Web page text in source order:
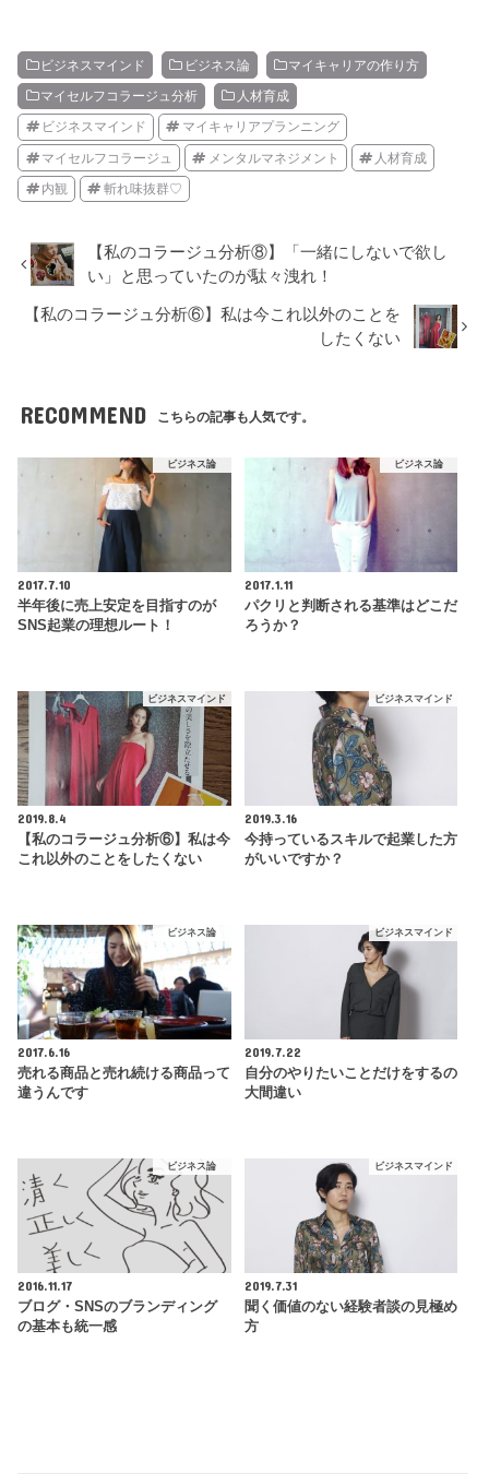
ビジネスマインド ビジネス論 マイキャリアの作り方
マイセルフコラージュ分析 人材育成
ビジネスマインド マイキャリアプランニング
マイセルフコラージュ メンタルマネジメント 人材育成
内観 斬れ味抜群♡
【私のコラージュ分析⑧】「一緒にしないで欲し
い」と思っていたのが駄々洩れ！
【私のコラージュ分析⑥】私は今これ以外のことを
したくない
RECOMMEND こちらの記事も人気です。
ビジネス論
2017.7.10
半年後に売上安定を目指すのが
SNS起業の理想ルート！
ビジネス論
2017.1.11
パクリと判断される基準はどこだ
ろうか？
ビジネスマインド
2019.8.4
【私のコラージュ分析⑥】私は今
これ以外のことをしたくない
ビジネスマインド
2019.3.16
今持っているスキルで起業した方
がいいですか？
ビジネス論
2017.6.16
売れる商品と売れ続ける商品って
違うんです
ビジネスマインド
2019.7.22
自分のやりたいことだけをするの
大間違い
ビジネス論
2016.11.17
ブログ・SNSのブランディング
の基本も統一感
ビジネスマインド
2019.7.31
聞く価値のない経験者談の見極め
方